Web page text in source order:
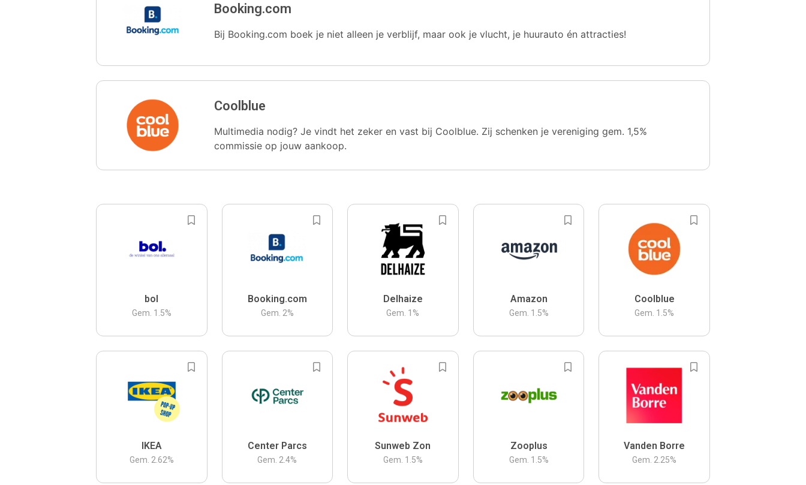
Booking.com
Bij Booking.com boek je niet alleen je verblijf, maar ook je vlucht, je huurauto én attracties!
Coolblue
Multimedia nodig? Je vindt het zeker en vast bij Coolblue. Zij schenken je vereniging gem. 1,5%
commissie op jouw aankoop.
bol
Gem. 1.5%
Booking.com
Gem. 2%
Delhaize
Gem. 1 %
Amazon
Gem. 1.5%
Coolblue
Gem. 1.5%
IKEA
Gem. 2.62%
Center Parcs
Gem. 2.4%
Sunweb Zon
Gem. 1.5%
Zooplus
Gem. 1.5%
Vanden Borre
Gem. 2.25%